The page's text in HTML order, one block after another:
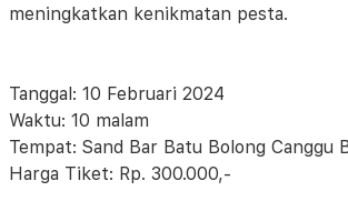
meningkatkan kenikmatan pesta.
Tanggal: 10 Februari 2024
Waktu: 10 malam
Tempat: Sand Bar Batu Bolong Canggu
Harga Tiket: Rp. 300.000,-